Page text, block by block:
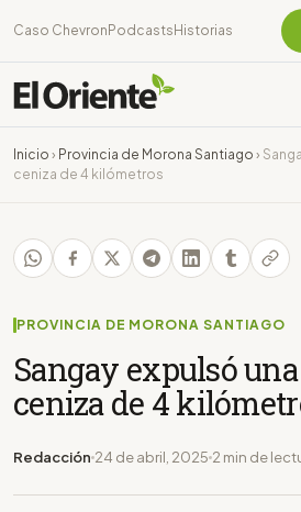
Caso Chevron Podcasts Historias
Inicio › Provincia de Morona Santiago ›
ceniza de 4 kilómetros
PROVINCIA DE MORONA SANTIAGO
Sangay expulsó
ceniza de 4
Redacción 24 de abril, 2025 2 min de